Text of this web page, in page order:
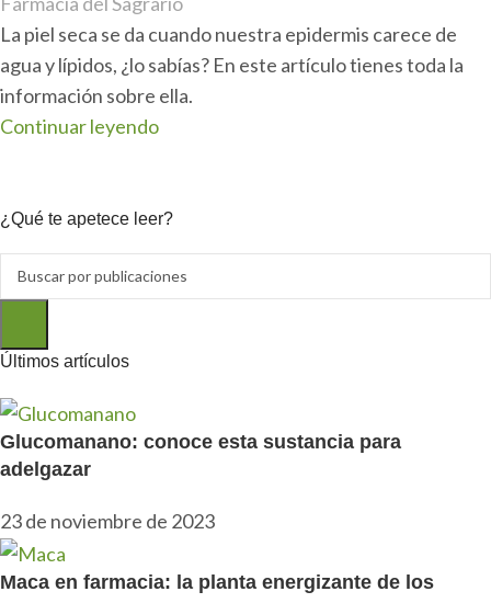
La piel seca se da cuando nuestra epidermis carece de
agua y lípidos, ¿lo sabías? En este artículo tienes toda la
información sobre ella.
Continuar leyendo
¿Qué te apetece leer?
Últimos artículos
Glucomanano: conoce esta sustancia para
adelgazar
23 de noviembre de 2023
Maca en farmacia: la planta energizante de los